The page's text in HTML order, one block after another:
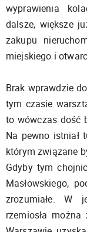
wyprawienia
dalsze, większe
zakupu
miejskiego i
Brak wprawdzie
tym czasie
to wówczas dość
Na pewno istniał
którym związane
Gdyby tym
Masłowskiego,
zrozumiałe. W
rzemiosła